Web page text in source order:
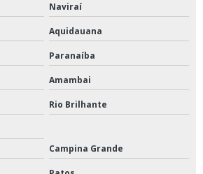
Naviraí
Aquidauana
Paranaíba
Amambai
Rio Brilhante
Campina Grande